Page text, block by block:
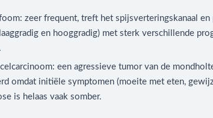
zeer frequent, treft het spijsverteringskanaal
en hooggradig) met sterk verschillende
een agressieve tumor van de
omdat initiële symptomen (moeite met eten,
is helaas vaak somber.